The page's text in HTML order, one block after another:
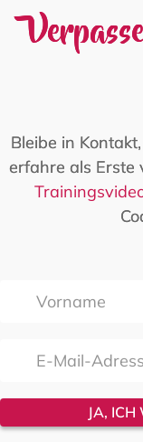
Bleibe in
erfahre als Erste
JA, ICH